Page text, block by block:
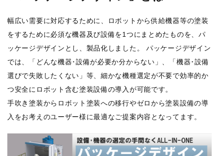
幅広い需要に対応するために、ロボットから供給機器等の塗装
をするために必須な機器及び設備を1つにまとめたものを、パ
ッケージデザインとし、製品化しました。 パッケージデザイン
では、「どんな機器･設備が必要か分からない」、「機器･設備
選びで失敗したくない」等、細かな機種選定が不要で効率的か
つ安全にロボット含む塗装設備の導入が可能です。
手吹き塗装からロボット塗装への移行やゼロから塗装設備の導
入をお考えのユーザー様に最適なご提案内容となってます。